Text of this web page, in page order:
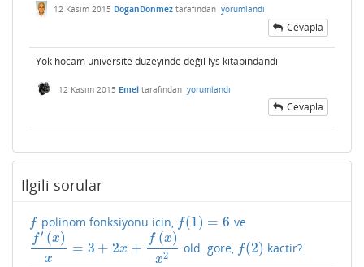
12 Kasım 2015 DoganDonmez tarafından yorumlandı
Cevapla
Yok hocam üniversite düzeyinde değil lys kitabındandı
12 Kasım 2015 Emel tarafından yorumlandı
Cevapla
İlgili sorular
f
f polinom fonksiyonu icin, f(1) = 6
f(1)=6 ve
f′ (x)
x
= 3 + 2x +
f (x)
x2
f′(x)x=3 2x +f (x) x2 old. gore, f(2)
f(2) kactir?